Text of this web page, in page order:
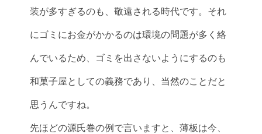
装が多すぎるのも、敬遠される時代です。それ
にゴミにお金がかかるのは環境の問題が多く絡
んでいるため、ゴミを出さないようにするのも
和菓子屋としての義務であり、当然のことだと
思うんですね。
先ほどの源氏巻の例で言いますと、薄板は今、